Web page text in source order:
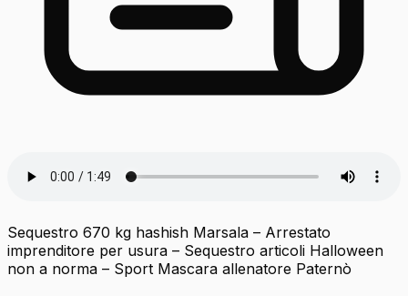
Sequestro 670 kg hashish Marsala – Arrestato
imprenditore per usura – Sequestro articoli Halloween
non a norma – Sport Mascara allenatore Paternò